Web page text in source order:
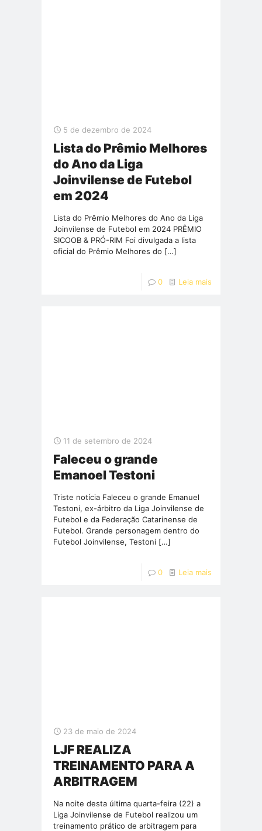
5 de dezembro de 2024
Lista do Prêmio Melhores
do Ano da Liga
Joinvilense de Futebol
em 2024
Lista do Prêmio Melhores do Ano da Liga
Joinvilense de Futebol em 2024 PRÊMIO
SICOOB & PRÓ-RIM Foi divulgada a lista
oficial do Prêmio Melhores do […]
0 Leia mais
11 de setembro de 2024
Faleceu o grande
Emanoel Testoni
Triste notícia Faleceu o grande Emanuel
Testoni, ex-árbitro da Liga Joinvilense de
Futebol e da Federação Catarinense de
Futebol. Grande personagem dentro do
Futebol Joinvilense, Testoni […]
0 Leia mais
23 de maio de 2024
LJF REALIZA
TREINAMENTO PARA A
ARBITRAGEM
Na noite desta última quarta-feira (22) a
Liga Joinvilense de Futebol realizou um
treinamento prático de arbitragem para